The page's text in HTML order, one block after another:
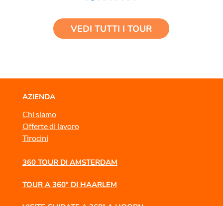
VEDI TUTTI I TOUR
AZIENDA
Chi siamo
Offerte di lavoro
Tirocini
360 TOUR DI AMSTERDAM
TOUR A 360° DI HAARLEM